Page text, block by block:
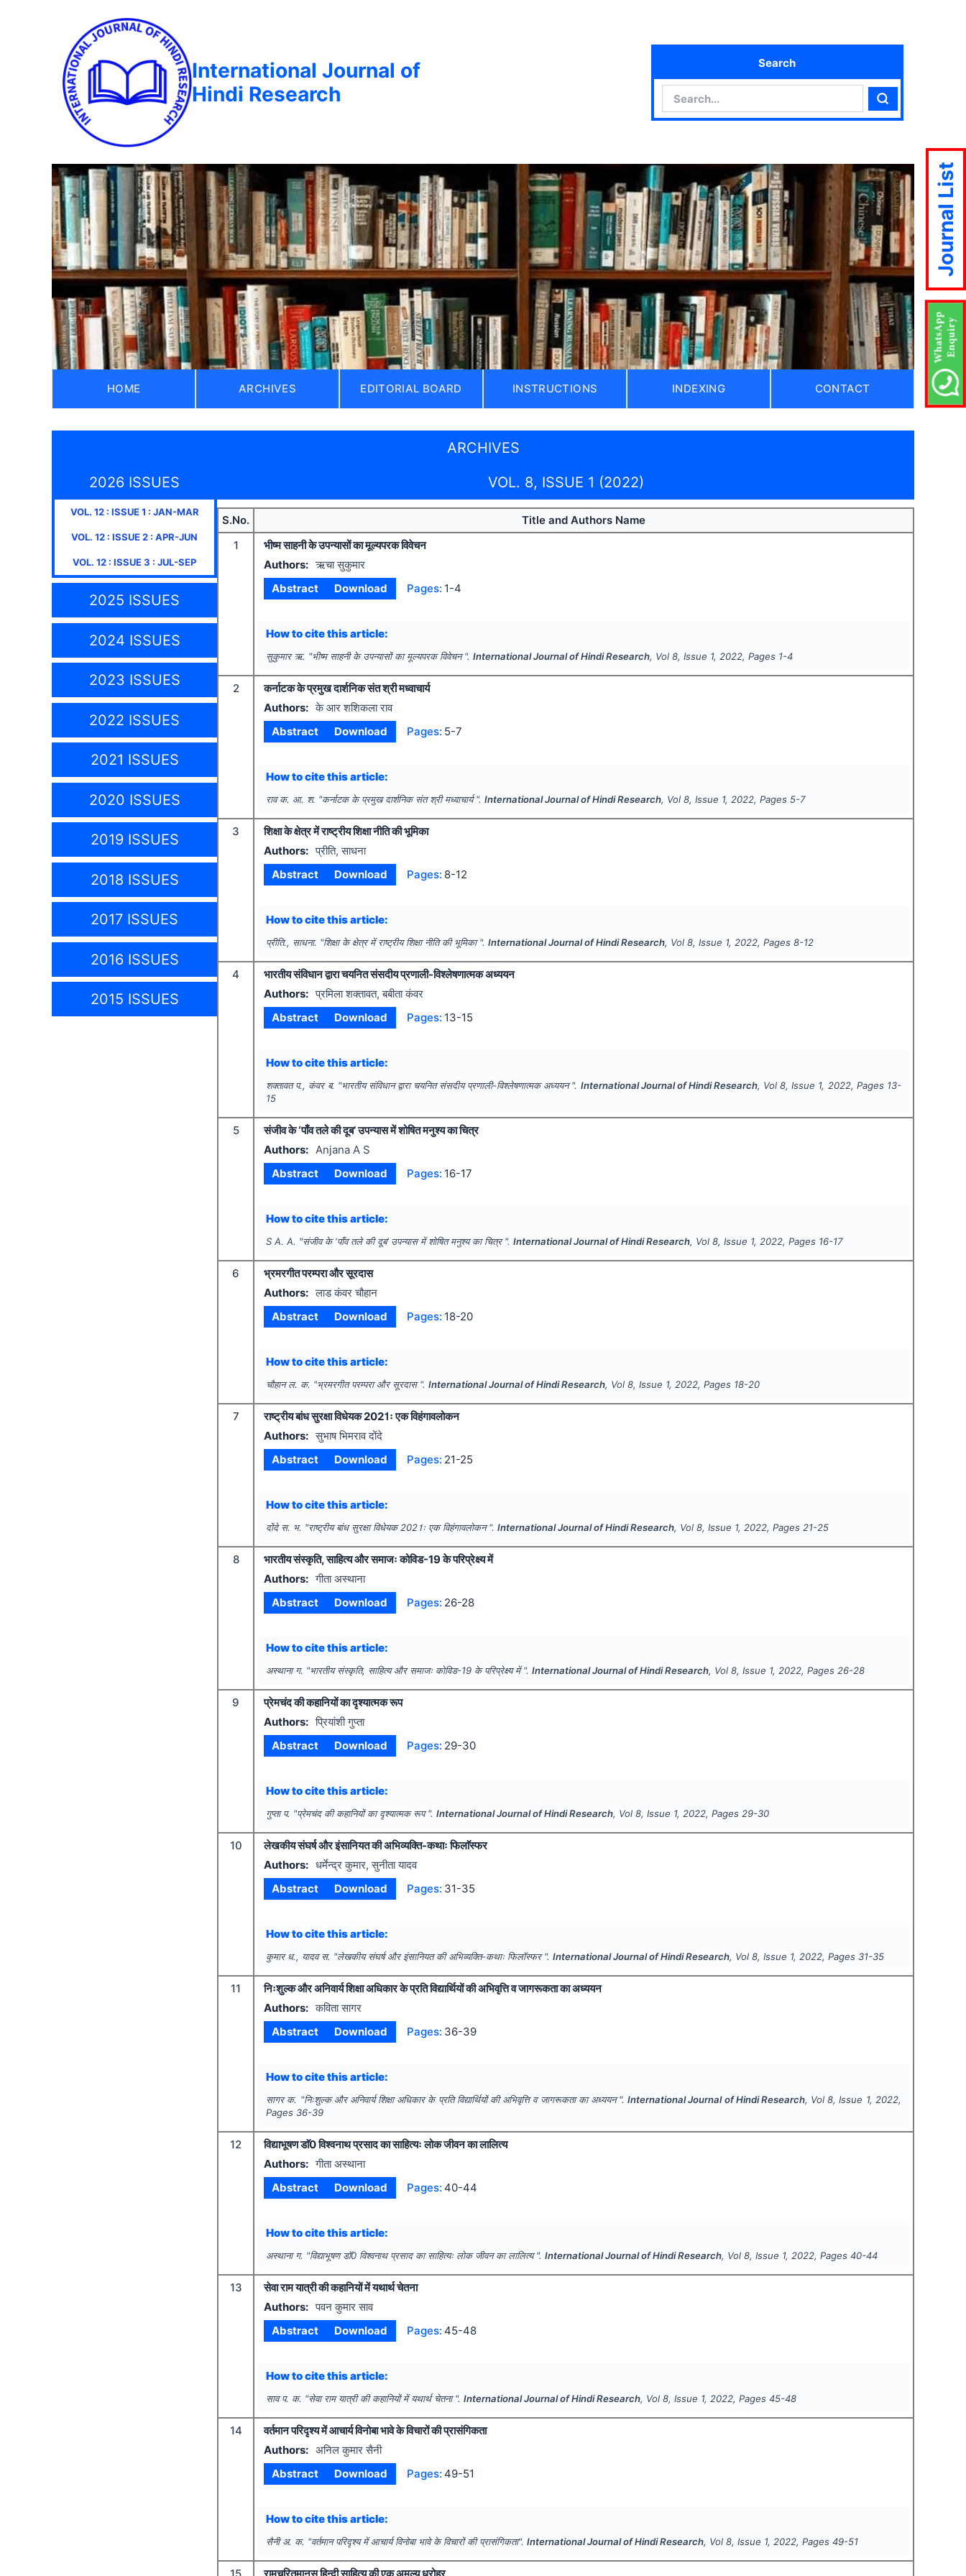
International Journal of
Hindi Research
Search
Search
HOME ARCHIVES EDITORIAL BOARD INSTRUCTIONS INDEXING CONTACT
ARCHIVES
2026 ISSUES
VOL. 12: ISSUE1 : JAN-MAR
VOL. 12 : ISSUE2 : APR-JUN
VOL. 12 : ISSUE3 : JUL-SEP
2025 ISSUES
2024 ISSUES
2023 ISSUES
2022 ISSUES
2021 ISSUES
2020 ISSUES
2019 ISSUES
2018 ISSUES
2017 ISSUES
2016 ISSUES
2015 ISSUES
VOL. 8, ISSUE 1 (2022)
S.No.
Title and Authors Name
1
भीष्म साहनी के उपन्यासों का मूल्यपरक विवेचन
Authors: ऋचा सुकुमार
Abstract
Download Pages: 1-4
How to cite this article:
सुकुमार ऋ. "भीष्म साहनी के उपन्यासों का मूल्यपरक विवेचन ".International Journal of Hindi Research, Vol8, Issue 1,2022, Pages 1-4
2
कर्नाटक के प्रमुख दार्शनिक संत श्री मध्वाचार्य
Authors: के आर शशिकला राव
Abstract
Download Pages: 5-7
How to cite this article:
राव क. आ. श. "कर्नाटक के प्रमुख दार्शनिक संत श्री मध्वाचार्य ".International Journal of Hindi Research, Vol8, Issue 1,2022, Pages 5-7
3
शिक्षा के क्षेत्र में राष्ट्रीय शिक्षा नीति की भूमिका
Authors: प्रीति, साधना
Abstract
Download Pages: 8-12
How to cite this article:
प्रीति., साधना. "शिक्षा के क्षेत्र में राष्ट्रीय शिक्षा नीति की भूमिका ".International Journal of Hindi Research, Vol8, Issue 1,2022, Pages 8-12
4
भारतीय संविधान द्वारा चयनित संसदीय प्रणाली-विश्लेषणात्मक अध्ययन
Authors: प्रमिला शक्तावत, बबीता कंवर
Abstract
Download Pages: 13-15
How to cite this article:
शक्तावत प., कंवर ब. "भारतीय संविधान द्वारा चयनित संसदीय प्रणाली-विश्लेषणात्मक अध्ययन ". International Journal of Hindi Research, Vol8, Issue 1, 2022, Pages 13-
15
5
संजीव के ‘पाँव तले की दूब’ उपन्यास में शोषित मनुश्य का चित्र
Authors:
Anjana A S
Abstract
Download Pages: 16-17
How to cite this article:
S A. A. "संजीव के ‘पाँव तले की दूब’ उपन्यास में शोषित मनुश्य का चित्र ".International Journal of Hindi Research, Vol8, Issue 1,2022, Pages 16-17
6
भ्रमरगीत परम्परा और सूरदास
Authors: लाड कंवर चौहान
Abstract
Download Pages: 18-20
How to cite this article:
चौहान ल. क. "भ्रमरगीत परम्परा और सूरदास ".International Journal of Hindi Research, Vol8, Issue 1,2022, Pages 18-20
7
राष्ट्रीय बांध सुरक्षा विधेयक 2021ः एक विहंगावलोकन
Authors: सुभाष भिमराव दोंदे
Abstract
Download Pages: 21-25
How to cite this article:
दोंदे स. भ. "राष्ट्रीय बांध सुरक्षा विधेयक 2021ः एक विहंगावलोकन ".International Journal of Hindi Research, Vol8, Issue 1,2022, Pages 21-25
8
भारतीय संस्कृति, साहित्य और समाजः कोविड-19 के परिप्रेक्ष्य में
Authors: गीता अस्थाना
Abstract
Download Pages: 26-28
How to cite this article:
अस्थाना ग. "भारतीय संस्कृति, साहित्य और समाजः कोविड-19 के परिप्रेक्ष्य में ".International Journal of Hindi Research, Vol8, Issue 1,2022, Pages 26-28
9
प्रेमचंद की कहानियों का दृश्यात्मक रूप
Authors: प्रियांशी गुप्ता
Abstract
Download Pages: 29-30
How to cite this article:
गुप्ता प. "प्रेमचंद की कहानियों का दृश्यात्मक रूप ".International Journal of Hindi Research, Vol8, Issue 1,2022, Pages 29-30
10
लेखकीय संघर्ष और इंसानियत की अभिव्यक्ति-कथाः फिलाॅस्फर
Authors: धर्मेन्द्र कुमार, सुनीता यादव
Abstract
Download Pages: 31-35
How to cite this article:
कुमार ध., यादव स. "लेखकीय संघर्ष और इंसानियत की अभिव्यक्ति-कथाः फिलाॅस्फर ".International Journal of Hindi Research, Vol8, Issue 1,2022, Pages 31-35
11
निःशुल्क और अनिवार्य शिक्षा अधिकार के प्रति विद्यार्थियों की अभिवृत्ति व जागरूकता का अध्ययन
Authors: कविता सागर
Abstract
Download Pages: 36-39
How to cite this article:
सागर क. "निःशुल्क और अनिवार्य शिक्षा अधिकार के प्रति विद्यार्थियों की अभिवृत्ति व जागरूकता का अध्ययन ".International Journal of Hindi Research, Vol8, Issue 1, 2022,
Pages 36-39
12
विद्याभूषण डाॅ0 विश्वनाथ प्रसाद का साहित्यः लोक जीवन का लालित्य
Authors: गीता अस्थाना
Abstract
Download Pages: 40-44
How to cite this article:
अस्थाना ग. "विद्याभूषण डाॅ0 विश्वनाथ प्रसाद का साहित्यः लोक जीवन का लालित्य ".International Journal of Hindi Research, Vol8, Issue 1,2022, Pages 40-44
13
सेवा राम यात्री की कहानियों में यथार्थ चेतना
Authors: पवन कुमार साव
Abstract
Download Pages: 45-48
How to cite this article:
साव प. क. "सेवा राम यात्री की कहानियों में यथार्थ चेतना ".International Journal of Hindi Research, Vol8, Issue 1,2022, Pages 45-48
14
वर्तमान परिदृश्य में आचार्य विनोबा भावे के विचारों की प्रासंगिकता
Authors: अनिल कुमार सैनी
Abstract
Download Pages: 49-51
How to cite this article:
सैनी अ. क. "वर्तमान परिदृश्य में आचार्य विनोबा भावे के विचारों की प्रासंगिकता".International Journal of Hindi Research, Vol8, Issue 1,2022, Pages 49-51
Journal List